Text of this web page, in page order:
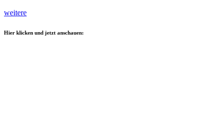
weitere
Hier klicken und jetzt anschauen: